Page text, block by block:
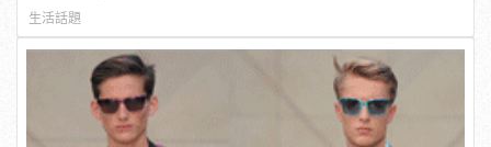
生活話題